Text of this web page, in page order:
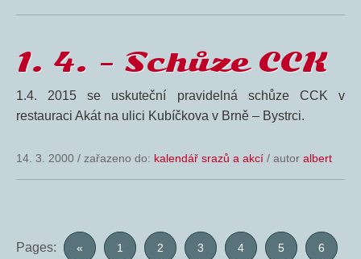
1. 4. – Schůze CCK
1.4. 2015 se uskuteční pravidelná schůze CCK v
restauraci Akát na ulici Kubíčkova v Brně – Bystrci.
14. 3. 2000 / zařazeno do: kalendář srazů a akcí / autor albert
Pages: « 1 2 3 4 5 6